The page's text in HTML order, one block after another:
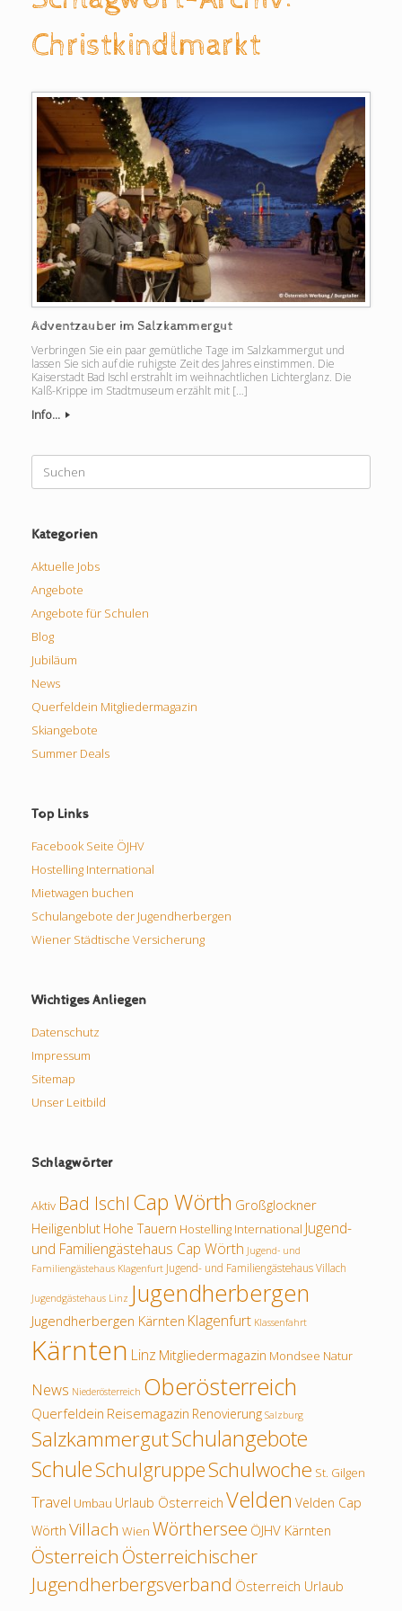
Christkindlmarkt
Adventzauber im Salzkammergut
Verbringen Sie ein paar gemütliche Tage im Salzkammergut und
lassen Sie sich auf die ruhigste Zeit des Jahres einstimmen. Die
Kaiserstadt Bad Ischl erstrahlt im weihnachtlichen Lichterglanz. Die
Kalß-Krippe im Stadtmuseum erzählt mit […]
Info...
nach:
Kategorien
Aktuelle Jobs
Angebote
Angebote für Schulen
Blog
Jubiläum
News
Querfeldein Mitgliedermagazin
Skiangebote
Summer Deals
Top Links
Facebook Seite ÖJHV
Hostelling International
Mietwagen buchen
Schulangebote der Jugendherbergen
Wiener Städtische Versicherung
Wichtiges Anliegen
Datenschutz
Impressum
Sitemap
Unser Leitbild
Schlagwörter
Aktiv Bad Ischl Cap Wörth Großglockner
Heiligenblut Hohe Tauern Hostelling International Jugend-
und Familiengästehaus Cap Wörth Jugend- und
Familiengästehaus Klagenfurt Jugend- und Familiengästehaus Villach
Jugendgästehaus Linz Jugendherbergen
Jugendherbergen Kärnten Klagenfurt Klassenfahrt
Kärnten Linz Mitgliedermagazin Mondsee Natur
News Niederösterreich Oberösterreich
Querfeldein Reisemagazin Renovierung Salzburg
SalzkammergutSchulangebote
SchuleSchulgruppeSchulwoche St. Gilgen
Travel Umbau Urlaub Österreich Velden Velden Cap
Wörth Villach Wien Wörthersee ÖJHV Kärnten
Österreich Österreichischer
Jugendherbergsverband Österreich Urlaub